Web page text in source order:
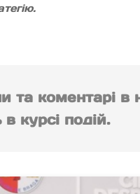
та коментарі
курсі подій.